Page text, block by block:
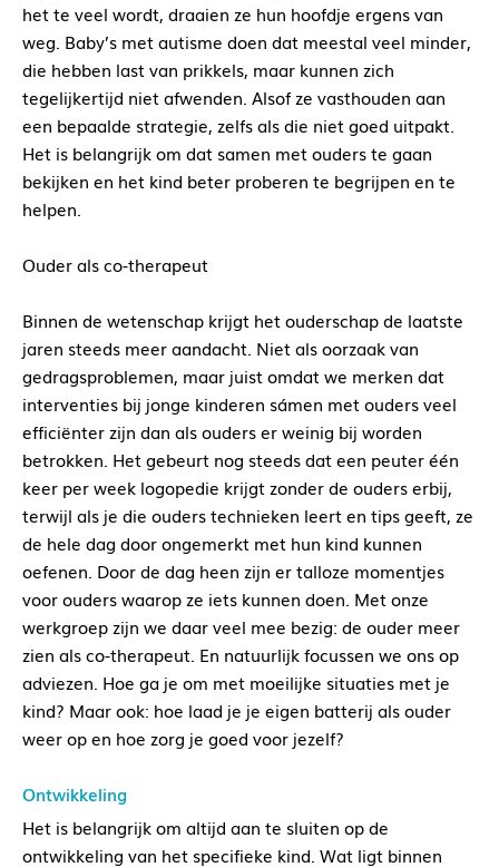
het te veel wordt, draaien ze hun hoofdje ergens van
weg. Baby’s met autisme doen dat meestal veel minder,
die hebben last van prikkels, maar kunnen zich
tegelijkertijd niet afwenden. Alsof ze vasthouden aan
een bepaalde strategie, zelfs als die niet goed uitpakt.
Het is belangrijk om dat samen met ouders te gaan
bekijken en het kind beter proberen te begrijpen en te
helpen.
Ouder als co-therapeut
Binnen de wetenschap krijgt het ouderschap de laatste
jaren steeds meer aandacht. Niet als oorzaak van
gedragsproblemen, maar juist omdat we merken dat
interventies bij jonge kinderen sámen met ouders veel
efficiënter zijn dan als ouders er weinig bij worden
betrokken. Het gebeurt nog steeds dat een peuter één
keer per week logopedie krijgt zonder de ouders erbij,
terwijl als je die ouders technieken leert en tips geeft, ze
de hele dag door ongemerkt met hun kind kunnen
oefenen. Door de dag heen zijn er talloze momentjes
voor ouders waarop ze iets kunnen doen. Met onze
werkgroep zijn we daar veel mee bezig: de ouder meer
zien als co-therapeut. En natuurlijk focussen we ons op
adviezen. Hoe ga je om met moeilijke situaties met je
kind? Maar ook: hoe laad je je eigen batterij als ouder
weer op en hoe zorg je goed voor jezelf?
Ontwikkeling
Het is belangrijk om altijd aan te sluiten op de
ontwikkeling van het specifieke kind. Wat ligt binnen